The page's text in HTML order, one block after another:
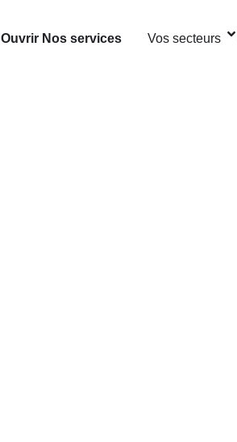
Ouvrir Nos services Vos secteurs